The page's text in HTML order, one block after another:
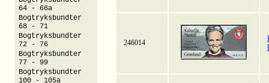
246014
64 - 66a
Bogtryksbundter
68 - 71
Bogtryksbundter
72 - 76
Bogtryksbundter
77 - 99
Bogtryksbundter
100 - 105a